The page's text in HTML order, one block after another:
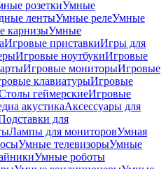
розеткиУмные
лентыУмные релеУмные
карнизыУмные
Игровые приставкиИгры для
Игровые ноутбукиИгровые
Игровые мониторыИгровые
клавиатурыИгровые
геймерскиеИгровые
акустикаАксессуары для
для
Лампы для мониторовУмная
Умные телевизорыУмные
Умные роботы